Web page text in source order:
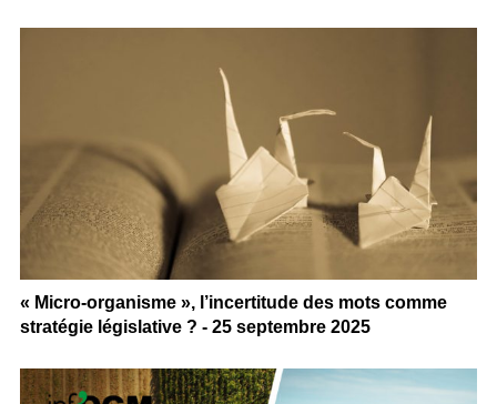
« Micro-organisme », l’incertitude des mots comme
stratégie législative ? - 25 septembre 2025